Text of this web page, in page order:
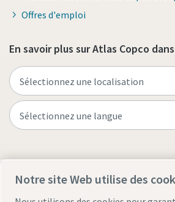
Offres d'emploi
En savoir plus sur Atlas Copco
Notre site Web utilise des